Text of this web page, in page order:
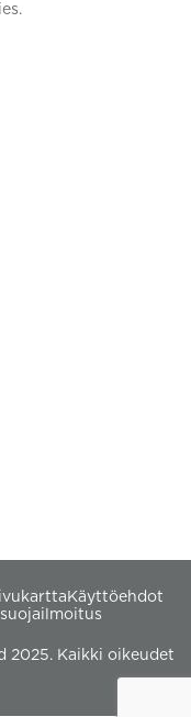
Käyttöehdot
2025. Kaikki oikeudet